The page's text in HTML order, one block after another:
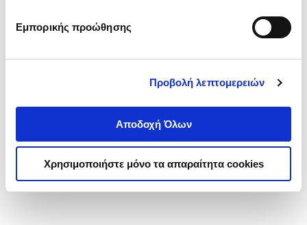
Εμπορικής προώθησης
Προβολή λεπτομερειών
Αποδοχή Όλων
Χρησιμοποιήστε μόνο τα απαραίτητα cookies